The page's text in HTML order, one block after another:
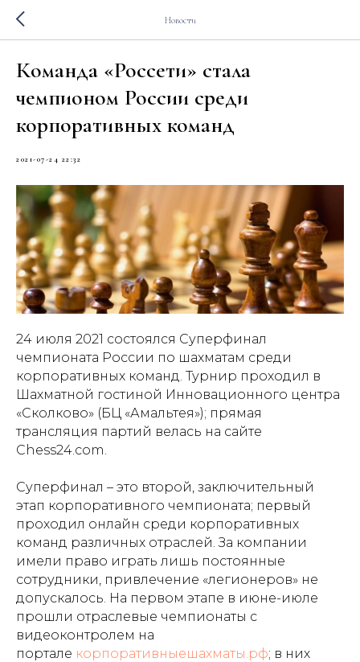
Новости
Команда «Россети» стала
чемпионом России среди
корпоративных команд
2021-07-24 22:32
24 июля 2021 состоялся Суперфинал
чемпионата России по шахматам среди
корпоративных команд. Турнир проходил в
Шахматной гостиной Инновационного центра
«Сколково» (БЦ «Амальтея»); прямая
трансляция партий велась на сайте
Chess24.com.
Суперфинал – это второй, заключительный
этап корпоративного чемпионата; первый
проходил онлайн среди корпоративных
команд различных отраслей. За компании
имели право играть лишь постоянные
сотрудники, привлечение «легионеров» не
допускалось. На первом этапе в июне-июле
прошли отраслевые чемпионаты с
видеоконтролем на
портале корпоративныешахматы.рф; в них